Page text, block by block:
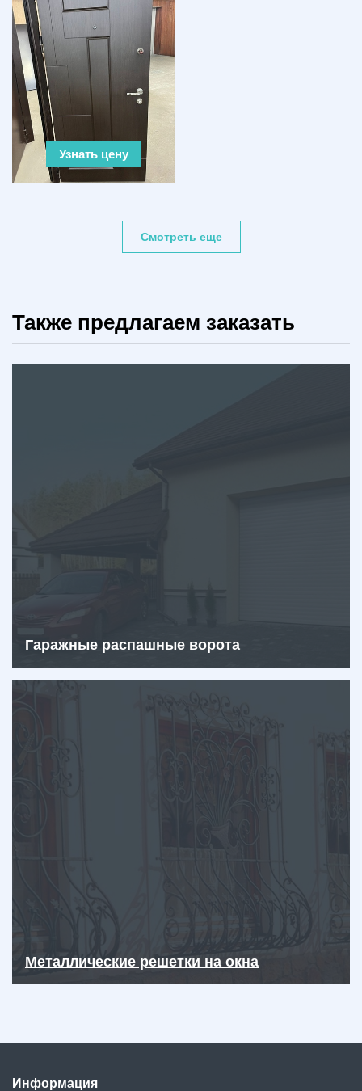
Узнать цену
Смотреть еще
Также предлагаем заказать
Гаражные распашные ворота
Металлические решетки на окна
Информация